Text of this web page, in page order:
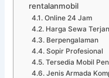
rentalanmobil
Online 24 Jam
Harga Sewa
Berpengalaman
Sopir Profesional
Tersedia Mobil
Jenis Armada